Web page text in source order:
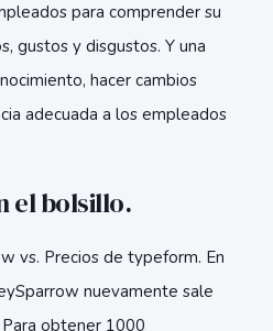
para comprender su
gustos y disgustos. Y una
hacer cambios
adecuada a los empleados
el bolsillo.
vs. Precios de typeform. En
nuevamente sale
obtener 1000